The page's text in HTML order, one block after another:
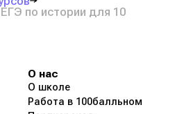
по истории для 10
О нас
О школе
Работа в 100балльном